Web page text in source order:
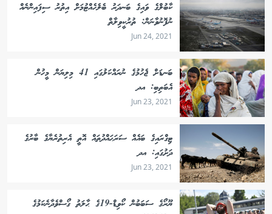
ކާބުލްގެ ވައިގެ ބަނދަރު ބެލެހެއްޓުމަށް އިތުރު ސިފައިންނެއް
ނުފޮނުވާނަން: ތުރުކީވިލާތް
Jun 24, 2021
ބަނޑަށް ޖެހުމުގެ ނުރައްކަލުގައި 41 މިލިޔަން މީހުން
އެބަތިބި: އދ
Jun 23, 2021
ޓިގްރައިގެ ބައެއް ސަރަޙައްދުތައް އޮތީ އެރިތުރެޔާގެ ބާރުގެ
ދަށުގައި: އދ
Jun 23, 2021
ޔޫރޯގެ ސަބަބުން ކޯވިޑް-19ގެ ޙާލަތު ގޯސްވެދާނެކަމުގެ